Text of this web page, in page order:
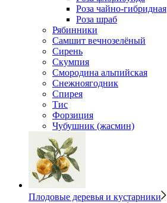
Роза чайно-гибридная
Роза шраб
Рябинники
Самшит вечнозелёный
Сирень
Скумпия
Смородина альпийская
Снежноягодник
Спирея
Тис
Форзиция
Чубушник (жасмин)
Плодовые деревья и кустарники